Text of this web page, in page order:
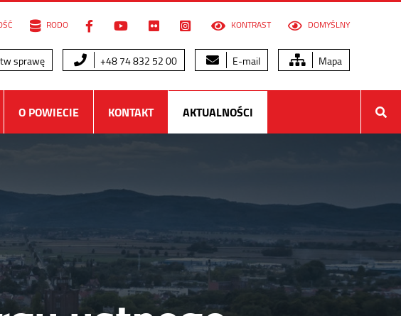
RODO KONTRAST DOMYŚLNY
sprawę +48 74 832 52 00 E-mail Mapa
O POWIECIE KONTAKT AKTUALNOŚCI